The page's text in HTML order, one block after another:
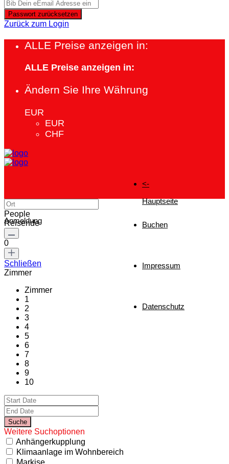
Passwort zurücksetzen
Zurück zum Login
ALLE Preise anzeigen in:
ALLE Preise anzeigen in:
Ändern Sie Ihre Währung
EUR
EUR
CHF
<-
Hauptseite
Buchen
Impressum
Datenschutz
Anmeldung
People
Reisende
0
Schließen
Zimmer
Zimmer
1
2
3
4
5
6
7
8
9
10
Weitere Suchoptionen
Anhängerkupplung
Klimaanlage im Wohnbereich
Markise